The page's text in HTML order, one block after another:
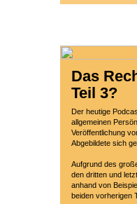
Das
Teil 3?
Der heutige
allgemeinen
Veröffentlichung
Abgebildete sich
Aufgrund des
den dritten und
anhand von
beiden vorherigen